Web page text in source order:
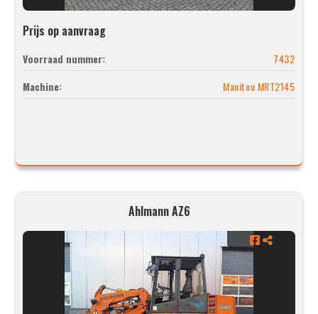
Prijs op aanvraag
Voorraad nummer:
7432
Machine:
Manitou MRT2145
Ahlmann AZ6